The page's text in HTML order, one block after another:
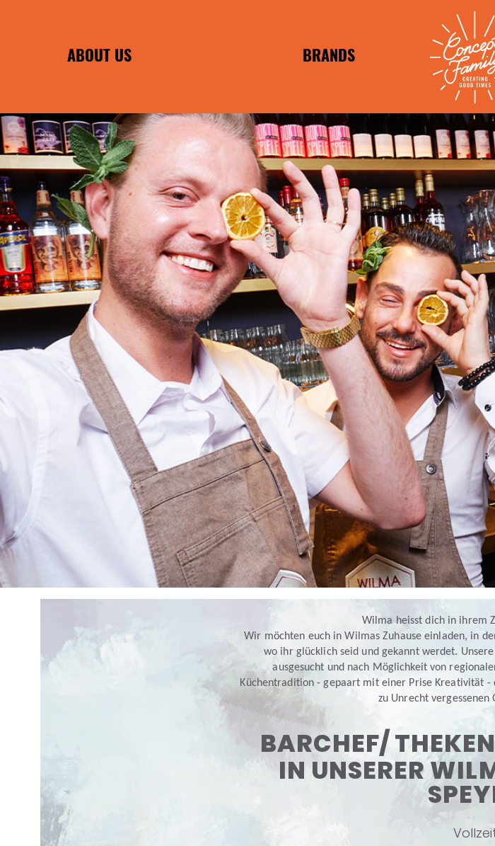
ABOUT US BRANDS
APOSTO
EAT TASTY
ENCHILADA
HEESH
PEPE
POMMES FREUNDE
WILMA WUNDER
WIRTSHAUS FREUNDE
INDIVIDUAL BRANDS
DRUCKEN
SENDEN
Wilma heisst dich in ihrem
Wir möchten euch in Wilmas Zuhause einladen, in
wo ihr glücklich seid und gekannt werdet.
ausgesucht und nach Möglichkeit von
Küchentradition - gepaart mit einer Prise Kreativität
zu Unrecht vergessenen
BARCHEF/
IN UNSERER